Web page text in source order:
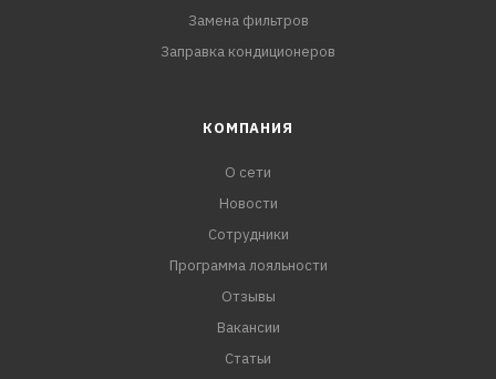
Замена фильтров
Заправка кондиционеров
КОМПАНИЯ
О сети
Новости
Сотрудники
Программа лояльности
Отзывы
Вакансии
Статьи